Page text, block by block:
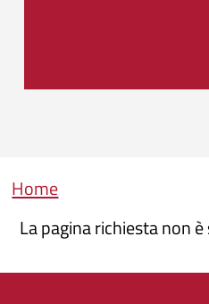
Briciole di pane
Home
La pagina richiesta non